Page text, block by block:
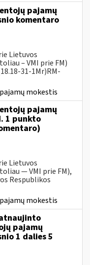
pajamų
komentaro
Lietuvos
– VMI prie FM)
31-1Mr)RM-
mokestis
pajamų
1 punkto
Lietuvos
— VMI prie FM),
Respublikos
mokestis
pajamų
1 dalies 5